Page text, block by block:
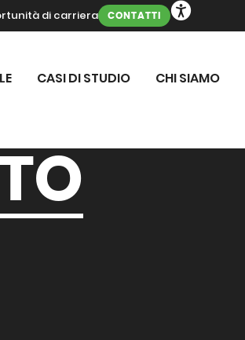
di carriera CONTATTI
CASI DI STUDIO CHI SIAMO